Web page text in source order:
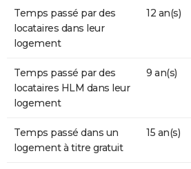
Temps passé par des
locataires dans leur
logement
12 an(s)
Temps passé par des
locataires HLM dans leur
logement
9 an(s)
Temps passé dans un
logement à titre gratuit
15 an(s)